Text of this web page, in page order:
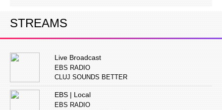
STREAMS
Live Broadcast
EBS RADIO
CLUJ SOUNDS BETTER
EBS | Local
EBS RADIO